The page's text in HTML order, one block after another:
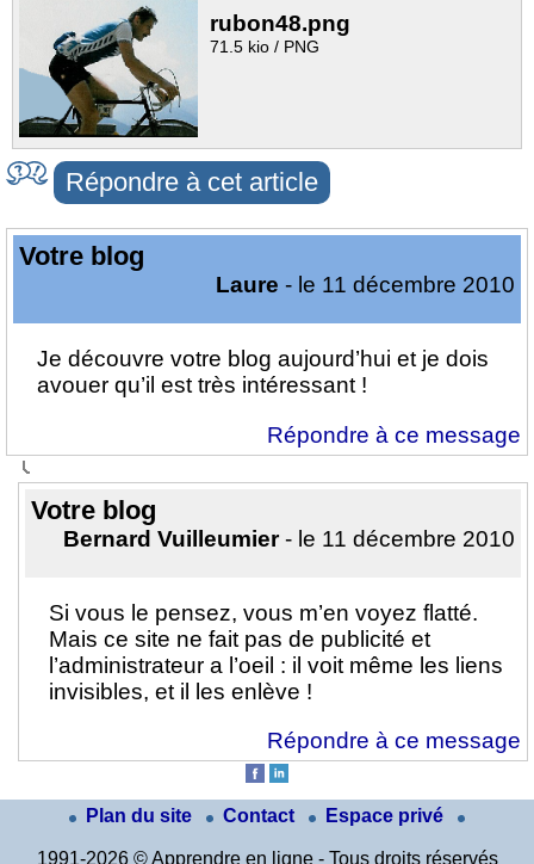
rubon48.png
71.5 kio / PNG
Répondre à cet article
Votre blog
Laure - le 11 décembre 2010
Je découvre votre blog aujourd’hui et je dois
avouer qu’il est très intéressant !
Répondre à ce message
Votre blog
Bernard Vuilleumier- le 11 décembre 2010
Si vous le pensez, vous m’en voyez flatté.
Mais ce site ne fait pas de publicité et
l’administrateur a l’oeil : il voit même les liens
invisibles, et il les enlève !
Répondre à ce message
Plan du site Contact Espace privé
1991-2026 © Apprendre en ligne - Tous droits réservés